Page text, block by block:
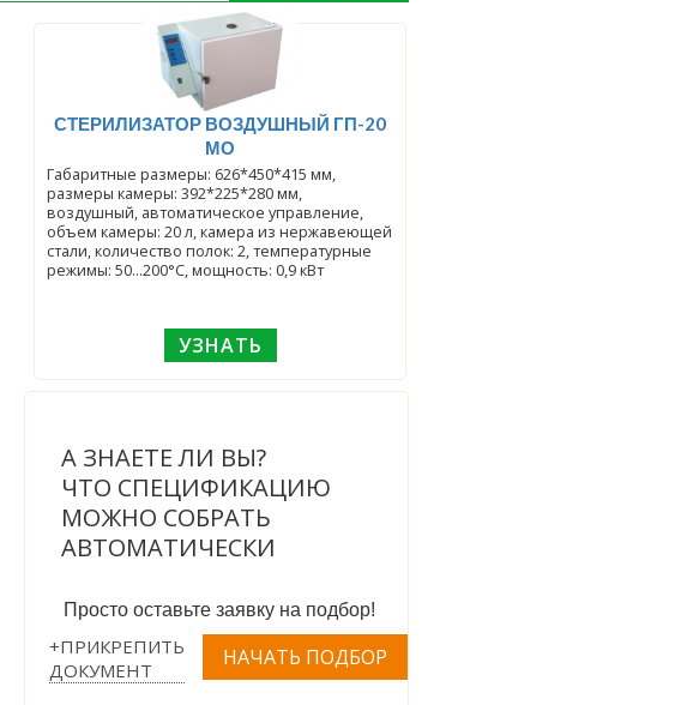
СТЕРИЛИЗАТОР ВОЗДУШНЫЙ ГП-20
МО
Габаритные размеры: 626*450*415 мм,
размеры камеры: 392*225*280 мм,
воздушный, автоматическое управление,
объем камеры: 20 л, камера из нержавеющей
стали, количество полок: 2, температурные
режимы: 50...200°С, мощность: 0,9 кВт
УЗНАТЬ
А ЗНАЕТЕ ЛИ ВЫ?
ЧТО СПЕЦИФИКАЦИЮ
МОЖНО СОБРАТЬ
АВТОМАТИЧЕСКИ
Просто оставьте заявку на подбор!
+ПРИКРЕПИТЬ
ДОКУМЕНТ